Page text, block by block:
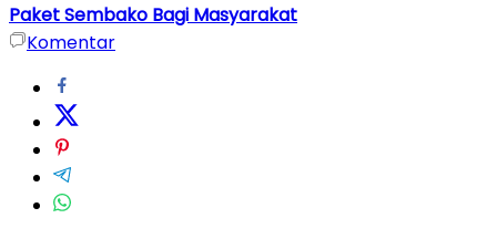
Paket Sembako Bagi Masyarakat
Komentar